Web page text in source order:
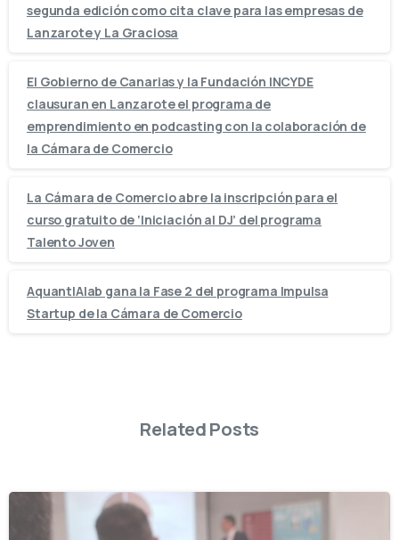
segunda edición como cita clave para las empresas de
Lanzarote y La Graciosa
El Gobierno de Canarias y la Fundación INCYDE
clausuran en Lanzarote el programa de
emprendimiento en podcasting con la colaboración de
la Cámara de Comercio
La Cámara de Comercio abre la inscripción para el
curso gratuito de ‘Iniciación al DJ’ del programa
Talento Joven
AquantIAlab gana la Fase 2 del programa Impulsa
Startup de la Cámara de Comercio
Related Posts